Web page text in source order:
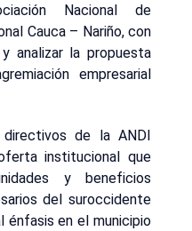
Nacional de
Cauca – Nariño, con
analizar la propuesta
empresarial
de la ANDI
institucional que
y beneficios
del suroccidente
énfasis en el municipio